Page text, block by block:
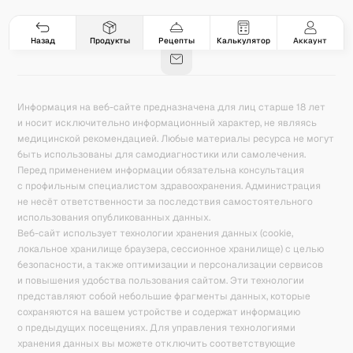
Назад Продукты Рецепты Калькулятор Аккаунт
Гастро-сеты 8 Рецепты 171 Продукты 5078 42
База знаний Калькулятор калорий
Информация на веб-сайте предназначена для лиц старше 18 лет
и носит исключительно информационный характер, не являясь
медицинской рекомендацией. Любые материалы ресурса не могут
быть использованы для самодиагностики или самолечения.
Перед применением информации обязательна консультация
с профильным специалистом здравоохранения. Администрация
не несёт ответственности за последствия самостоятельного
использования опубликованных данных.
Веб-сайт использует технологии хранения данных (cookie,
локальное хранилище браузера, сессионное хранилище) с целью
безопасности, а также оптимизации и персонализации сервисов
и повышения удобства пользования сайтом. Эти технологии
представляют собой небольшие фрагменты данных, которые
сохраняются на вашем устройстве и содержат информацию
о предыдущих посещениях. Для управления технологиями
хранения данных вы можете отключить соответствующие